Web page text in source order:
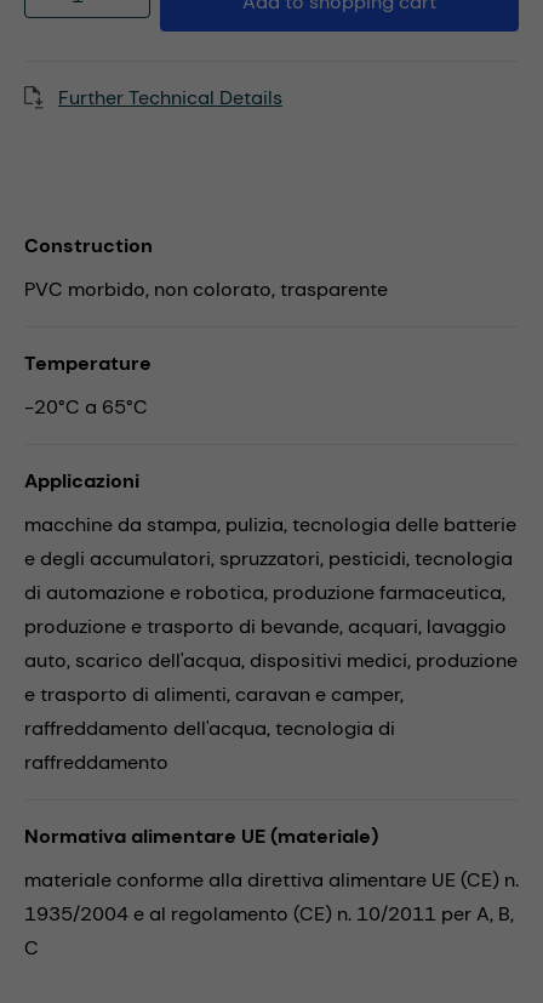
Further Technical Details
Construction
PVC morbido, non colorato, trasparente
Temperature
-20°C a 65°C
Applicazioni
macchine da stampa, pulizia,tecnologia delle batterie
e degli accumulatori, spruzzatori, pesticidi,tecnologia
di automazione e robotica, produzione farmaceutica,
produzione e trasporto di bevande, acquari, lavaggio
auto, scarico dell'acqua, dispositivi medici, produzione
e trasporto di alimenti, caravan e camper,
raffreddamento dell'acqua,tecnologia di
raffreddamento
Normativa alimentare UE (materiale)
materiale conforme alla direttiva alimentare UE (CE) n.
1935/2004 e al regolamento (CE) n. 10/2011 per A, B,
C